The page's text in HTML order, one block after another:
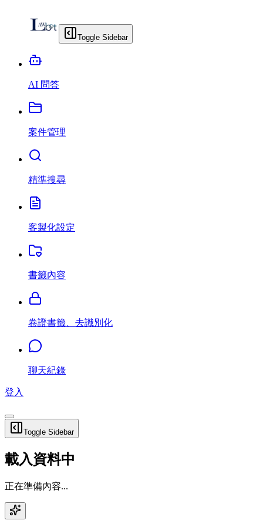
Toggle Sidebar
AI 問答
案件管理
精準搜尋
客製化設定
書籤內容
卷證書籤、去識別化
聊天紀錄
登入
Toggle Sidebar
載入資料中
正在準備內容...